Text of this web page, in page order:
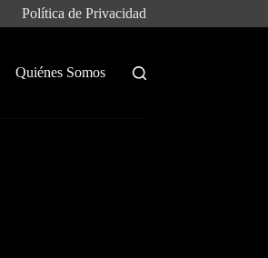
Política de Privacidad
Quiénes Somos